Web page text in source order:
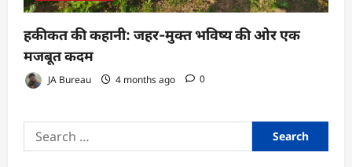
हकीकत की कहानी: जहर-मुक्त भविष्य की ओर एक
मजबूत कदम
JA Bureau 4 months ago 0
Search
for: